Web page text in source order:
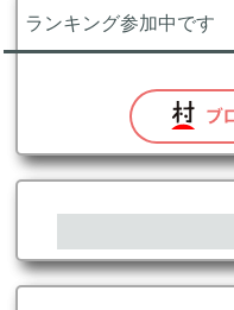
ランキング参加中です